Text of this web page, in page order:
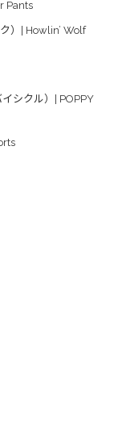
Pants
）| Howlin’ Wolf
シクル）| POPPY